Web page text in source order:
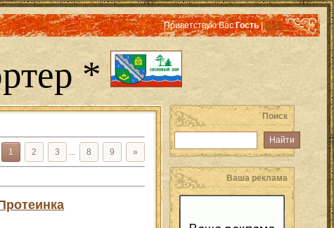
Приветствую Вас Гость|RSS
*
1 2 3 ... 8 9 »
Поиск
Ваша реклама